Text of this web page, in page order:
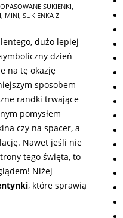
SUKIENKI,
, MINI, SUKIENKA Z
dużo lepiej
dzień
na tę okazję
sposobem
randki trwające
pomysłem
czy na spacer, a
Nawet jeśli nie
tego święta, to
Niżej
, które sprawią